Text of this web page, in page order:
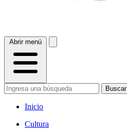
Abrir menú
Buscar
Inicio
Cultura